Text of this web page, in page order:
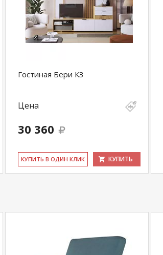
Гостиная Бери К3
Цена
30 360
КУ­ПИТЬ В ОДИН КЛИК КУПИТЬ